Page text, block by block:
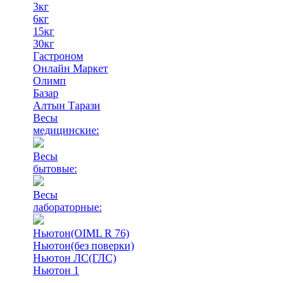
3кг
6кг
15кг
30кг
Гастроном
Онлайн Маркет
Олимп
Базар
Алтын Тарази
Весы
медицинские:
Весы
бытовые:
Весы
лабораторные:
Ньютон(OIML R 76)
Ньютон(без поверки)
Ньютон ЛС(ГЛС)
Ньютон 1